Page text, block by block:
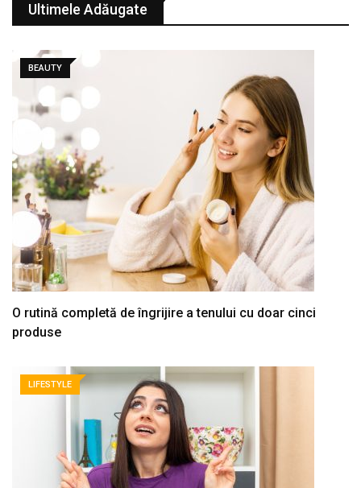
Ultimele Adăugate
BEAUTY
O rutină completă de îngrijire a tenului cu doar cinci
produse
LIFESTYLE